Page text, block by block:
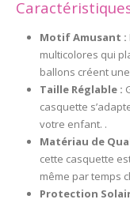
Motif Amusant :
multicolores qui
ballons créent
Taille Réglable :
casquette
votre enfant. .
Matériau de
cette casquette
même par temps
Protection